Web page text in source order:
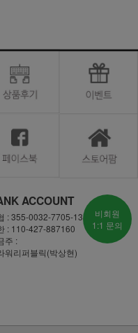
ACCOUNT
: 355-0032-7705-13
: 110-427-887160
주 :
워리퍼블릭(박상현)
비회원
1:1 문의